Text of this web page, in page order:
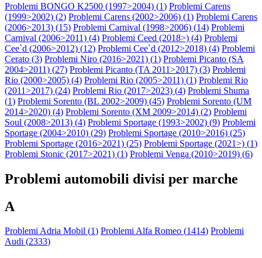
Problemi BONGO K2500 (1997>2004) (1) Problemi Carens
(1999>2002) (2) Problemi Carens (2002>2006) (1) Problemi Carens
(2006>2013) (15) Problemi Carnival (1998>2006) (14) Problemi
Carnival (2006>2011) (4) Problemi Ceed (2018>) (4) Problemi
Cee`d (2006>2012) (12) Problemi Cee`d (2012>2018) (4) Problemi
Cerato (3) Problemi Niro (2016>2021) (1) Problemi Picanto (SA
2004>2011) (27) Problemi Picanto (TA 2011>2017) (3) Problemi
Rio (2000>2005) (4) Problemi Rio (2005>2011) (1) Problemi Rio
(2011>2017) (24) Problemi Rio (2017>2023) (4) Problemi Shuma
(1) Problemi Sorento (BL 2002>2009) (45) Problemi Sorento (UM
2014>2020) (4) Problemi Sorento (XM 2009>2014) (2) Problemi
Soul (2008>2013) (4) Problemi Sportage (1993>2002) (9) Problemi
Sportage (2004>2010) (29) Problemi Sportage (2010>2016) (25)
Problemi Sportage (2016>2021) (25) Problemi Sportage (2021>) (1)
Problemi Stonic (2017>2021) (1) Problemi Venga (2010>2019) (6)
Problemi automobili divisi per marche
A
Problemi Adria Mobil (1) Problemi Alfa Romeo (1414) Problemi
Audi (2333)